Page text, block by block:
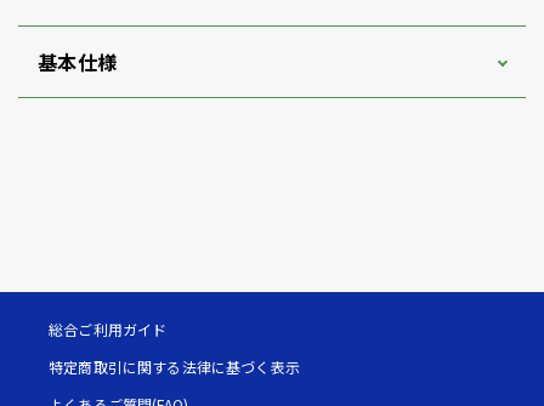
基本仕様
総合ご利用ガイド
特定商取引に関する法律に基づく表示